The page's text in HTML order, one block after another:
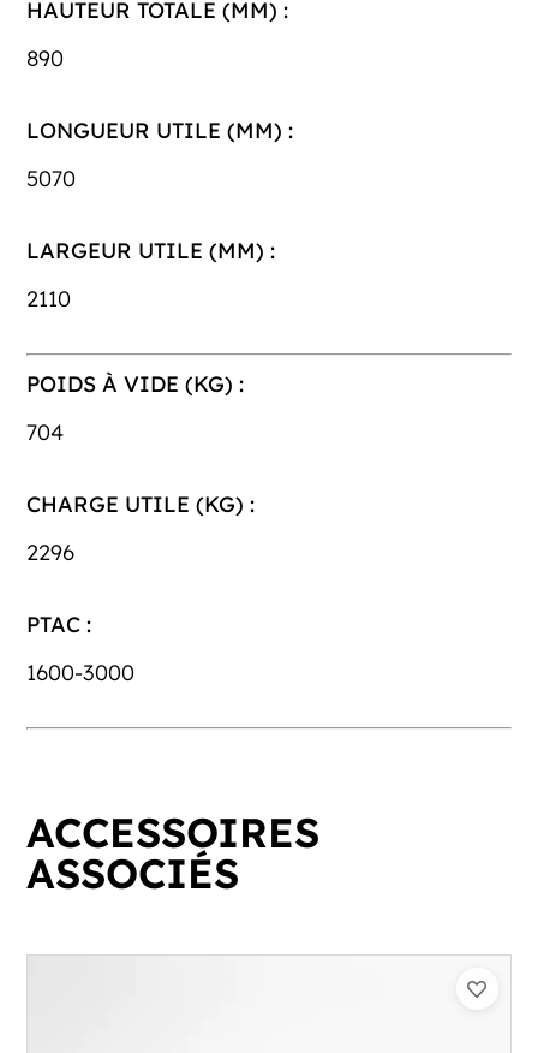
HAUTEUR TOTALE (MM) :
890
LONGUEUR UTILE (MM) :
5070
LARGEUR UTILE (MM) :
2110
POIDS À VIDE (KG) :
704
CHARGE UTILE (KG) :
2296
PTAC :
1600-3000
ACCESSOIRES
ASSOCIÉS